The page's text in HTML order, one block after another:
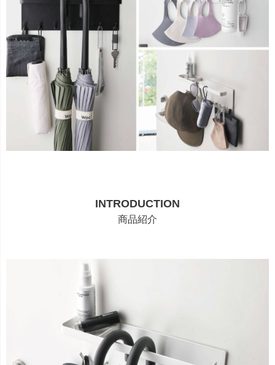
INTRODUCTION
商品紹介